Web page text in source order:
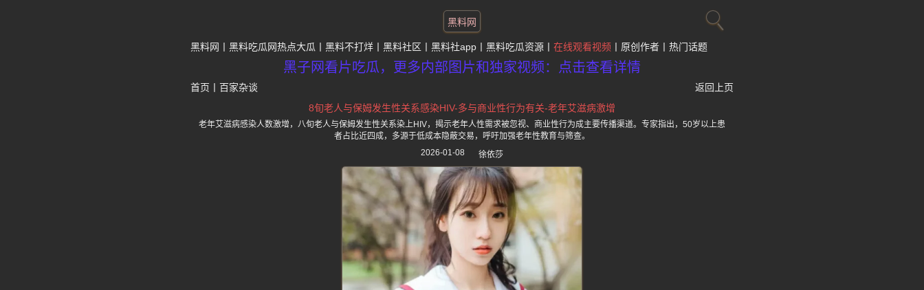
黑料网
黑料网 黑料吃瓜网热点大瓜 黑料不打烊 黑料社区 黑料社app 黑料吃瓜资源 在线观看视频 原创作者 热门话题
黑子网看片吃瓜，更多内部图片和独家视频：点击查看详情
首页 百家杂谈
返回上页
8旬老人与保姆发生性关系感染HIV-多与商业性行为有关-老年艾滋病激增
老年艾滋病感染人数激增，八旬老人与保姆发生性关系染上HIV，揭示老年人性需求被忽视、商业性行为成主要传播渠道。专家指出，50岁以上患
者占比近四成，多源于低成本隐蔽交易，呼吁加强老年性教育与筛查。
2026-01-08
徐依莎